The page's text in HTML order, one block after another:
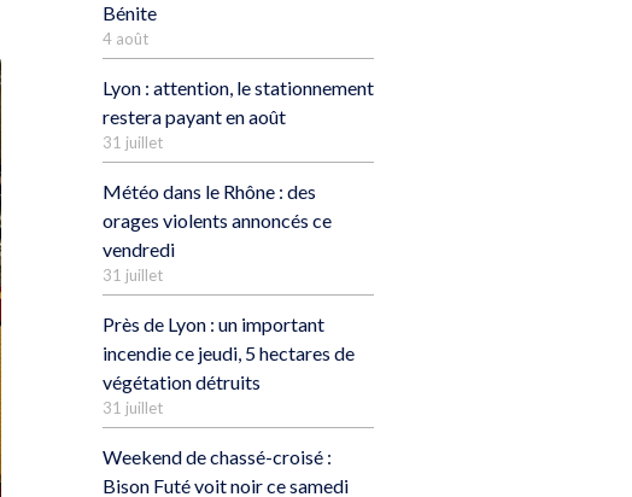
Bénite
4 août
Lyon : attention, le stationnement
restera payant en août
31 juillet
Météo dans le Rhône : des
orages violents annoncés ce
vendredi
31 juillet
Près de Lyon : un important
incendie ce jeudi, 5 hectares de
végétation détruits
31 juillet
Weekend de chassé-croisé :
Bison Futé voit noir ce samedi